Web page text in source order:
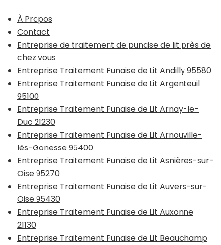
À Propos
Contact
Entreprise de traitement de punaise de lit près de
chez vous
Entreprise Traitement Punaise de Lit Andilly 95580
Entreprise Traitement Punaise de Lit Argenteuil
95100
Entreprise Traitement Punaise de Lit Arnay-le-
Duc 21230
Entreprise Traitement Punaise de Lit Arnouville-
lès-Gonesse 95400
Entreprise Traitement Punaise de Lit Asnières-sur-
Oise 95270
Entreprise Traitement Punaise de Lit Auvers-sur-
Oise 95430
Entreprise Traitement Punaise de Lit Auxonne
21130
Entreprise Traitement Punaise de Lit Beauchamp